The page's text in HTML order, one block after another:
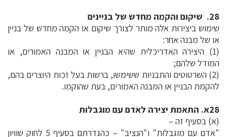
28. שיקום והקמה מחדש של בניינים
שימוש ביצירות אלה מותר לצורך שיקום או הקמה מחדש של בניין
או של מבנה אחר:
(1) היצירה האדריכלית שהיא הבניין או המבנה האמורים, או
המודל שלהם;
(2) השרטוטים והתבניות ששימשו, ברשות בעל זכות היוצרים בהם,
להקמת הבניין או המבנה האמורים, בעת שהוקמו.
28א. התאמת יצירה לאדם עם מוגבלות
(א) בסעיף זה –
"אדם עם מוגבלות" ו"הנציב" – כהגדרתם בסעיף 5 לחוק שוויון